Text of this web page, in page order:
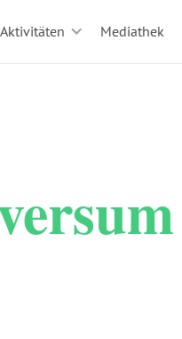
Aktivitäten Mediathek